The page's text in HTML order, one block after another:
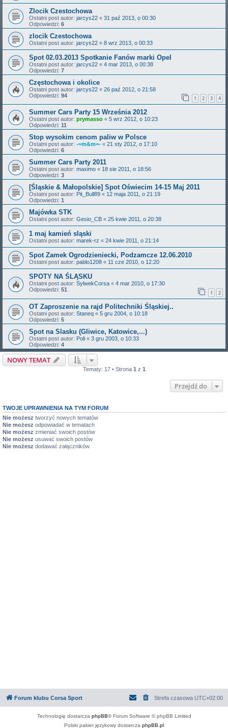
Zlocik Czestochowa
Ostatni post autor: jarcys22 « 31 paź 2013, o 00:30
Odpowiedzi: 6
zlocik Czestochowa
Ostatni post autor: jarcys22 « 8 wrz 2013, o 00:33
Spot 02.03.2013 Spotkanie Fanów marki Opel
Ostatni post autor: jarcys22 « 4 mar 2013, o 00:38
Odpowiedzi: 7
Częstochowa i okolice
Ostatni post autor: jarcys22 « 26 paź 2012, o 21:58
Odpowiedzi: 94 1 2 3 4
Summer Cars Party 15 Września 2012
Ostatni post autor: prymasso « 5 wrz 2012, o 10:23
Odpowiedzi: 11
Stop wysokim cenom paliw w Polsce
Ostatni post autor: -=m&m=- « 21 sty 2012, o 17:10
Odpowiedzi: 6
Summer Cars Party 2011
Ostatni post autor: maximo « 18 sie 2011, o 18:56
Odpowiedzi: 3
[Śląskie & Małopolskie] Spot Oświecim 14-15 Maj 2011
Ostatni post autor: Pit_Bull89 « 12 maja 2011, o 21:19
Odpowiedzi: 1
Majówka STK
Ostatni post autor: Gesio_CB « 25 kwie 2011, o 20:38
1 maj kamień sląski
Ostatni post autor: marek-rz « 24 kwie 2011, o 21:14
Spot Zamek Ogrodzieniecki, Podzamcze 12.06.2010
Ostatni post autor: pablo1208 « 11 cze 2010, o 12:20
SPOTY NA ŚLĄSKU
Ostatni post autor: SylwekCorsa « 4 mar 2010, o 17:30
Odpowiedzi: 51 1 2
OT Zaproszenie na rajd Politechniki Śląskiej..
Ostatni post autor: Staneq « 5 gru 2004, o 10:18
Odpowiedzi: 5
Spot na Slasku (Gliwice, Katowice,...)
Ostatni post autor: Poli « 3 gru 2003, o 10:33
Odpowiedzi: 4
NOWY TEMAT
Tematy: 17 • Strona 1 z 1
Przejdź do
TWOJE UPRAWNIENIA NA TYM FORUM
Nie możesz tworzyć nowych tematów
Nie możesz odpowiadać w tematach
Nie możesz zmieniać swoich postów
Nie możesz usuwać swoich postów
Nie możesz dodawać załączników
Forum klubu Corsa Sport Strefa czasowa UTC+02:00
Technologię dostarcza phpBB® Forum Software © phpBB Limited
Polski pakiet językowy dostarcza phpBB.pl